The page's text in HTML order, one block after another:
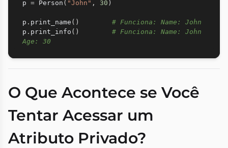
p = Person ( "John" , 30 )
p . print_name ( )
# Funciona: Name: John
p . print_info ( )
# Funciona: Name: John
Age: 30
O Que Acontece se Você
Tentar Acessar um
Atributo Privado?